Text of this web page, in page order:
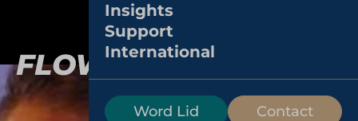
Insights
Support
International
Word Lid Contact
FLOW Spritzer